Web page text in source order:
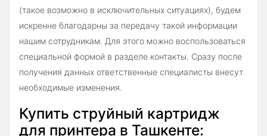
(такое возможно в исключительных ситуациях), будем
искренне благодарны за передачу такой информации
нашим сотрудникам. Для этого можно воспользоваться
специальной формой в разделе контакты. Сразу после
получения данных ответственные специалисты внесут
необходимые изменения.
Купить струйный картридж
для принтера в Ташкенте: